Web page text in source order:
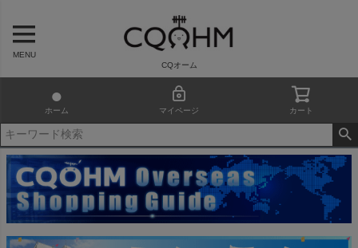
MENU
CQオーム
ホーム マイページ カート